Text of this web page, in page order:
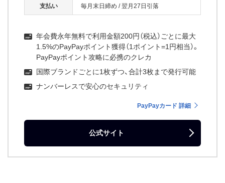
支払い 毎月末日締め /翌月27日引落
年会費永年無料で利用金額200円（税込）ごとに最大
1.5%のPayPayポイント獲得（1ポイント=1円相当）。
PayPayポイント攻略に必携のクレカ
国際ブランドごとに1枚ずつ、合計3枚まで発行可能
ナンバーレスで安心のセキュリティ
PayPayカード 詳細
公式サイト